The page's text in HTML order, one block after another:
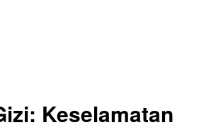
Keselamatan